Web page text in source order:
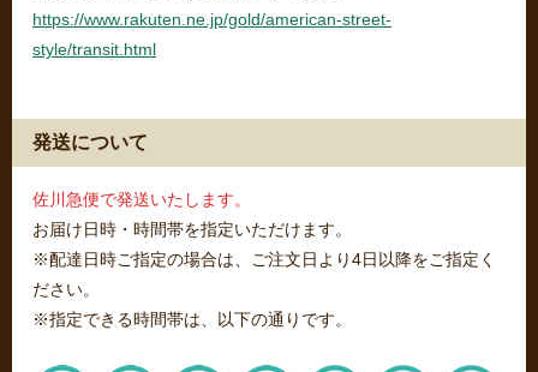
https://www.rakuten.ne.jp/gold/american-street-
style/transit.html
発送について
佐川急便で発送いたします。
お届け日時・時間帯を指定いただけます。
※配達日時ご指定の場合は、ご注文日より4日以降をご指定く
ださい。
※指定できる時間帯は、以下の通りです。